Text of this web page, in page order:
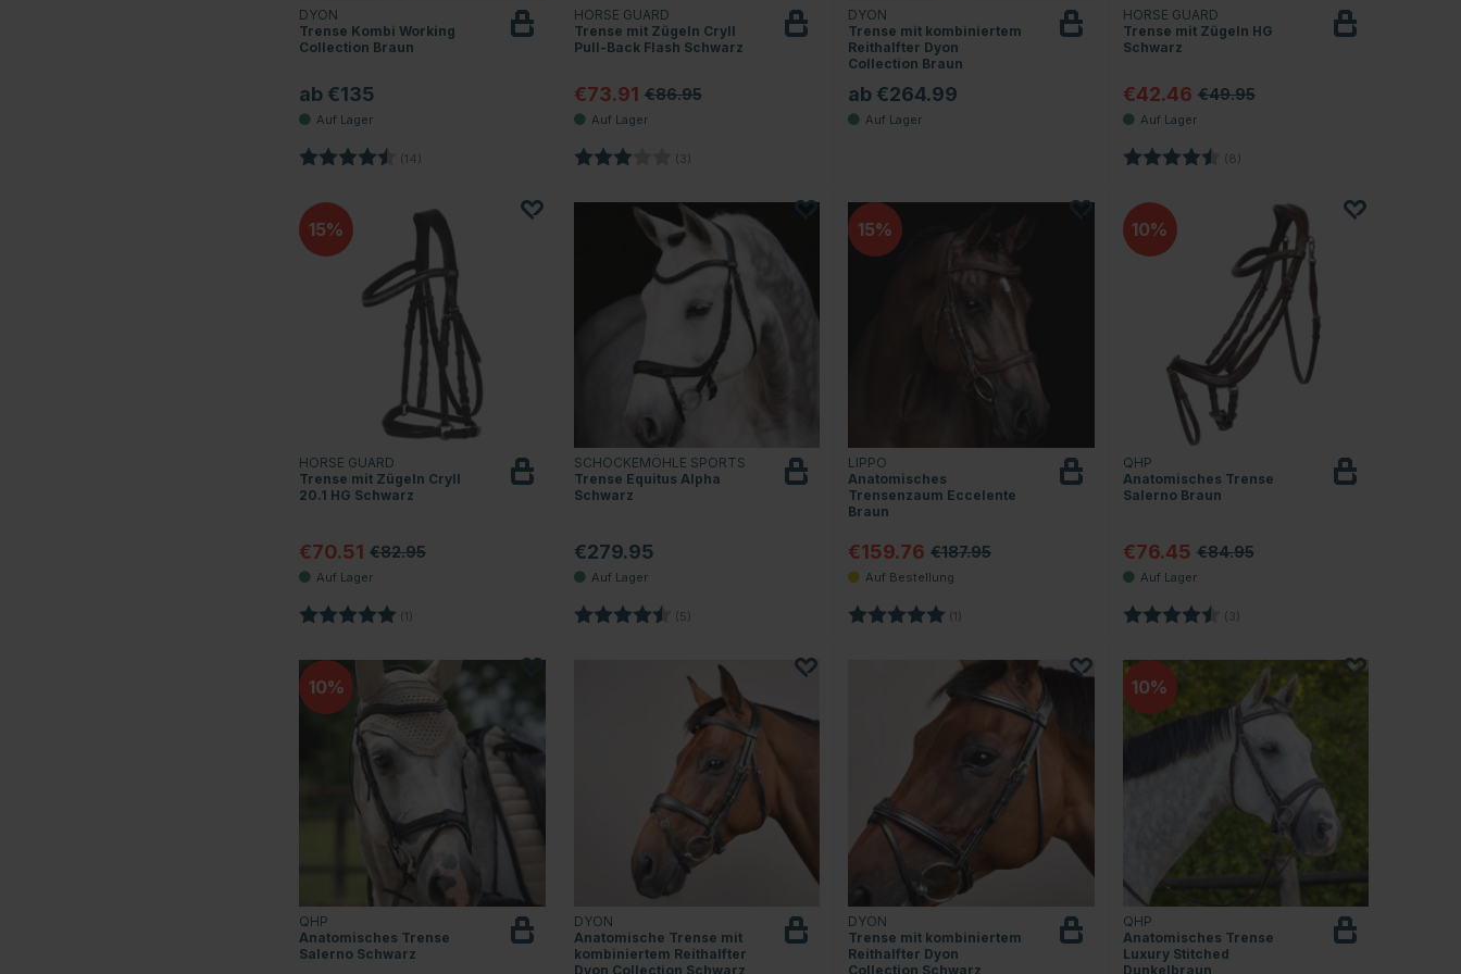
DYON
Trense Kombi Working
Collection Braun
ab €135
Bewertung: (14)
HORSE GUARD
Trense mit Zügeln Cryll
Pull-Back Flash Schwarz
€73.91 €86.95
Bewertung: (3)
DYON
Trense mit kombiniertem
Reithalfter Dyon
Collection Braun
ab €264.99
HORSE GUARD
Trense mit Zügeln HG
Schwarz
€42.46 €49.95
Bewertung: (8)
15
HORSE GUARD
Trense mit Zügeln Cryll
20.1 HG Schwarz
€70.51 €82.95
Bewertung: (1)
SCHOCKEMÖHLE SPORTS
Trense Equitus Alpha
Schwarz
€279.95
Bewertung: (5)
15
LIPPO
Anatomisches
Trensenzaum Eccelente
Braun
€159.76 €187.95
Bewertung: (1)
10
QHP
Anatomisches Trense
Salerno Braun
€76.45 €84.95
Bewertung: (3)
10
QHP
Anatomisches Trense
Salerno Schwarz
DYON
Anatomische Trense mit
kombiniertem Reithalfter
Dyon Collection Schwarz
DYON
Trense mit kombiniertem
Reithalfter Dyon
Collection Schwarz
10
QHP
Anatomisches Trense
Luxury Stitched
Dunkelbraun